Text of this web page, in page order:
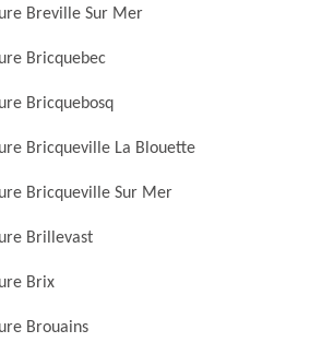
Breville Sur Mer
Bricquebec
Bricquebosq
Bricqueville La Blouette
Bricqueville Sur Mer
Brillevast
Brix
Brouains